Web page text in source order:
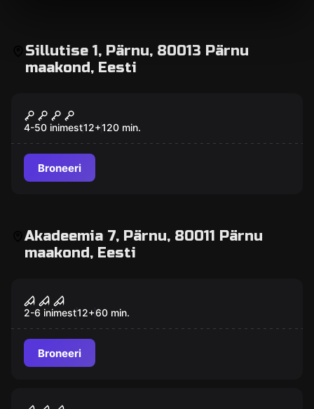
Sillutise 1, Pärnu, 80013 Pärnu
maakond, Eesti
Populaarne
Vanglast põgenemine (privaatne)
4-50 inimest12+120 min.
Broneeri
Akadeemia 7, Pärnu, 80011 Pärnu
maakond, Eesti
Populaarne
Meditsiiniline eksperiment
2-6 inimest12+60 min.
Broneeri